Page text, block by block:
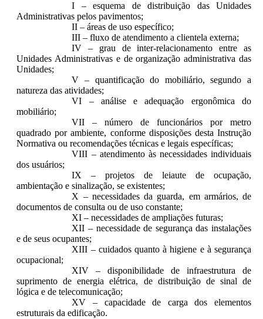
I – esquema de distribuição das Unidades
Administrativas pelos pavimentos;
II – áreas de uso específico;
III – fluxo de atendimento a clientela externa;
IV – grau de inter-relacionamento entre as
Unidades Administrativas e de organização administrativa das
Unidades;
V – quantificação do mobiliário, segundo a
natureza das atividades;
VI – análise e adequação ergonômica do
mobiliário;
VII – número de funcionários por metro
quadrado por ambiente, conforme disposições desta Instrução
Normativa ou recomendações técnicas e legais específicas;
VIII – atendimento às necessidades individuais
dos usuários;
IX – projetos de leiaute de ocupação,
ambientação e sinalização, se existentes;
X – necessidades da guarda, em armários, de
documentos de consulta ou de uso constante;
XI – necessidades de ampliações futuras;
XII – necessidade de segurança das instalações
e de seus ocupantes;
XIII – cuidados quanto à higiene e à segurança
ocupacional;
XIV – disponibilidade de infraestrutura de
suprimento de energia elétrica, de distribuição de sinal de
lógica e de telecomunicação;
XV – capacidade de carga dos elementos
estruturais da edificação.